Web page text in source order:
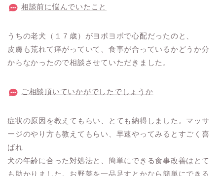
相談前に悩んでいたこと
うちの老犬（１７歳）がヨボヨボで心配だったのと、
皮膚も荒れて痒がっていて、食事が合っているかどうか分
からなかったので相談させていただきました。
ご相談頂いていかがでしたでしょうか
症状の原因を教えてもらい、とても納得しました。マッサ
ージのやり方も教えてもらい、早速やってみるとすごく喜
ばれ
犬の年齢に合った対処法と、簡単にできる食事改善はとて
も助かりました。お野菜を一品足すとかなら簡単にできる